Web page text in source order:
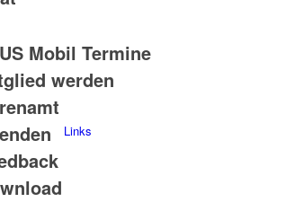
Links
Mobil Termine
werden